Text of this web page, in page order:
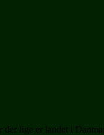
der lige er landet i